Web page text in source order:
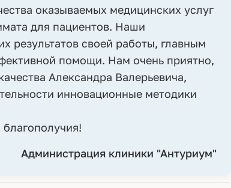
оказываемых медицинских услуг
для пациентов. Наши
результатов своей работы, главным
помощи. Нам очень приятно,
Александра Валерьевича,
инновационные методики
Администрация клиники "Антуриум"